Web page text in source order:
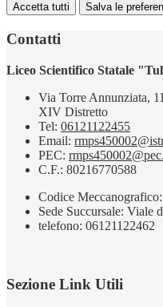
Accetta tutti Salva le
Contatti
Liceo Scientifico Statale
Via Torre Annunziata,
XIV Distretto
Tel: 06121122455
Email:
PEC:
C.F.: 80216770588
Codice
Sede Succursale: Viale
telefono: 06121122462
Sezione Link Utili